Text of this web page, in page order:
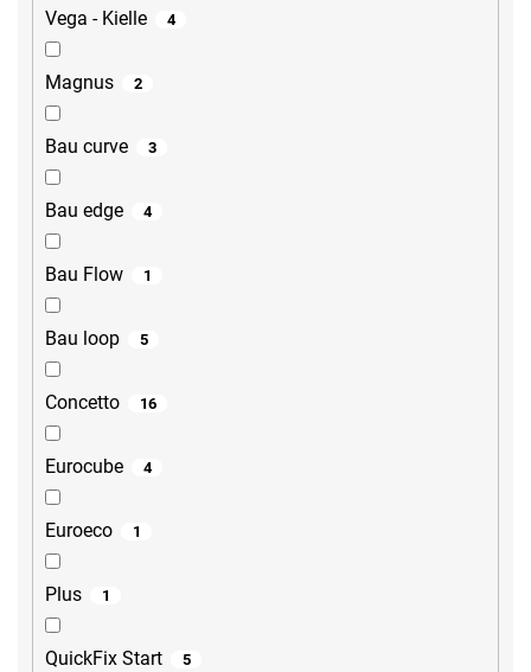
Vega - Kielle 4
Magnus 2
Bau curve 3
Bau edge 4
Bau Flow 1
Bau loop 5
Concetto 16
Eurocube 4
Euroeco 1
Plus 1
QuickFix Start 5